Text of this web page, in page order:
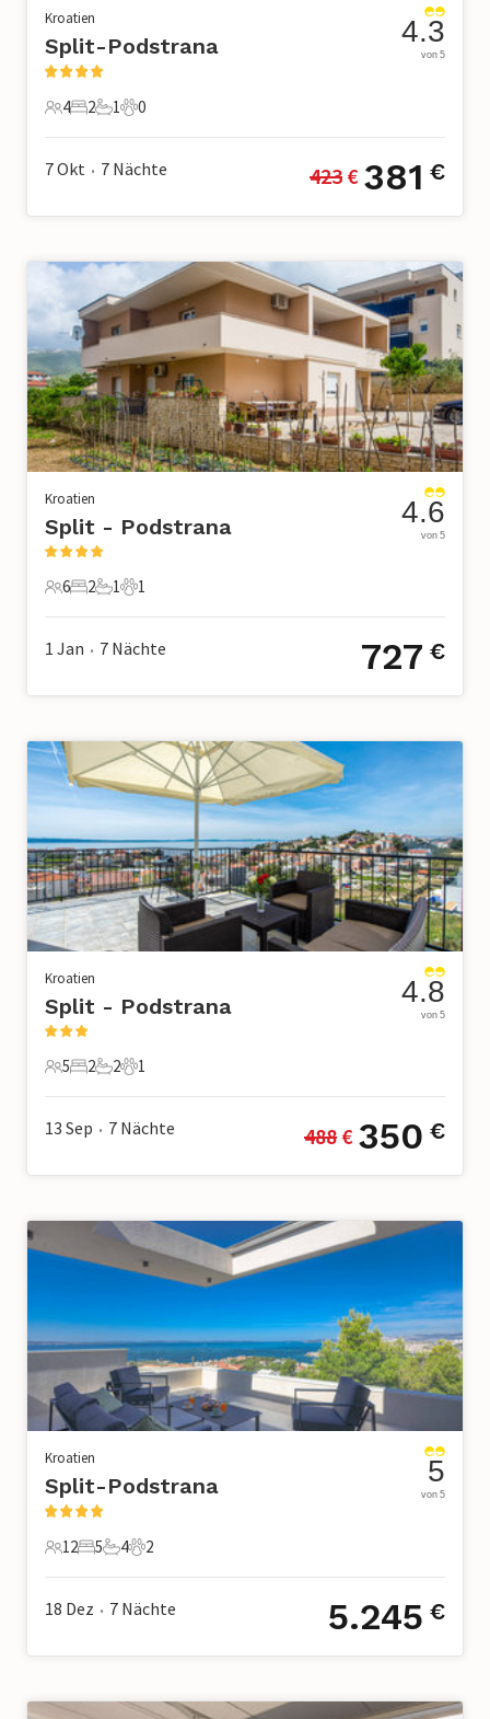
Kroatien
Split-Podstrana
4 Gäste
4
2 Schlafzimmer
2
1 Badezimmer
1
0 Haustiere
0
4.3
von 5
7 Okt • 7 Nächte 423 € 381 €
Kroatien
Split - Podstrana
6 Gäste
6
2 Schlafzimmer
2
1 Badezimmer
1
1 Haustier
1
4.6
von 5
1 Jan • 7 Nächte 727 €
Kroatien
Split - Podstrana
5 Gäste
5
2 Schlafzimmer
2
2 Badezimmer
2
1 Haustier
1
4.8
von 5
13 Sep • 7 Nächte 488 € 350 €
Kroatien
Split-Podstrana
12 Gäste
12
5 Schlafzimmer
5
4 Badezimmer
4
2 Haustiere
2
5
von 5
18 Dez • 7 Nächte 5.245 €